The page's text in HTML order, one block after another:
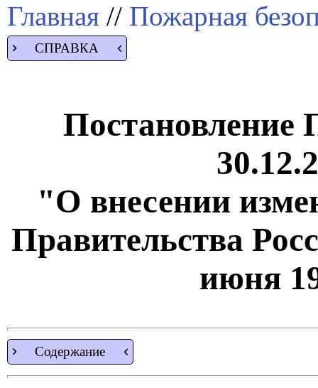
Главная // Пожарная
СПРАВКА
Постановление
"О внесении
Правительства
июня
Содержание